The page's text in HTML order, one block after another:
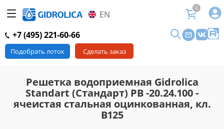
EN
0
+7 (495) 221-60-66
Подобрать лоток Сделать заказ
Решетка водоприемная Gidrolica
Standart (Стандарт) РВ -20.24.100 -
ячеистая стальная оцинкованная, кл.
В125